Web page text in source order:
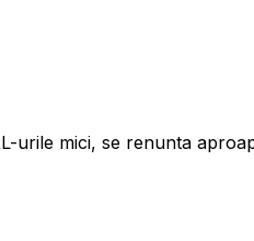
urile mici, se renunta